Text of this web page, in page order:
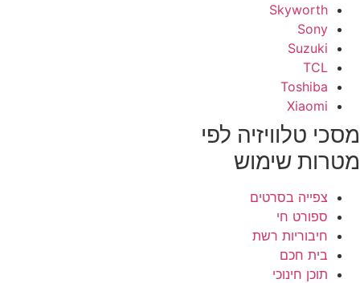
Skyworth
Sony
Suzuki
TCL
Toshiba
Xiaomi
טלוויזיה לפי
שימוש
צפייה בסרטים
ספורט חי
חיבוריות רשת
בית חכם
תוכן חינוכי